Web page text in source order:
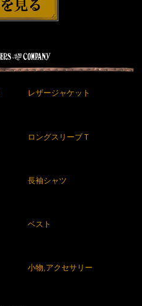
レザージャケット
ロングスリーブＴ
長袖シャツ
ベスト
小物,アクセサリー